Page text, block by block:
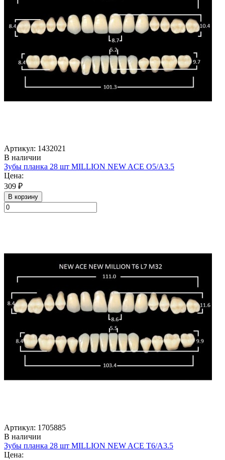
Артикул: 1432021
В наличии
Зубы планка 28 шт MILLION NEW ACE O5/A3.5
Цена:
309 ₽
В корзину
Артикул: 1705885
В наличии
Зубы планка 28 шт MILLION NEW ACE T6/A3.5
Цена: